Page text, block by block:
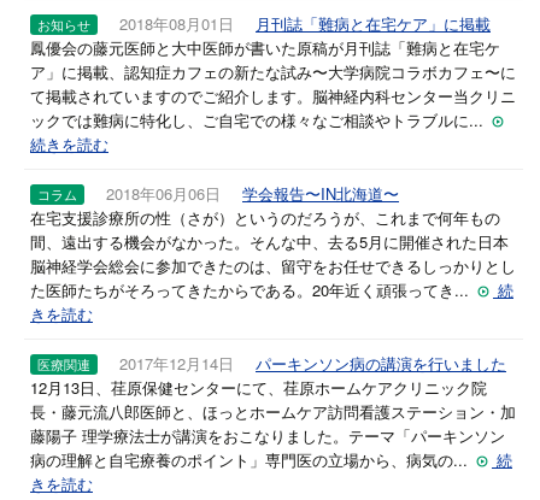
お知らせ 2018年08月01日
月刊誌「難病と在宅ケア」に掲載
鳳優会の藤元医師と大中医師が書いた原稿が月刊誌「難病と在宅ケ
ア」に掲載、認知症カフェの新たな試み〜大学病院コラボカフェ〜に
て掲載されていますのでご紹介します。脳神経内科センター当クリニ
ックでは難病に特化し、ご自宅での様々なご相談やトラブルに...
続きを読む
コラム 2018年06月06日
学会報告〜IN北海道〜
在宅支援診療所の性（さが）というのだろうが、これまで何年もの
間、遠出する機会がなかった。そんな中、去る5月に開催された日本
脳神経学会総会に参加できたのは、留守をお任せできるしっかりとし
た医師たちがそろってきたからである。20年近く頑張ってき...
続
きを読む
医療関連 2017年12月14日
パーキンソン病の講演を行いました
12月13日、荏原保健センターにて、荏原ホームケアクリニック院
長・藤元流八郎医師と、ほっとホームケア訪問看護ステーション・加
藤陽子 理学療法士が講演をおこなりました。テーマ「パーキンソン
病の理解と自宅療養のポイント」専門医の立場から、病気の...
続
きを読む